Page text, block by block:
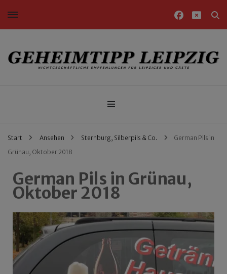
Nichtgeschäftliche Empfehlungen für Leipziger und Gäste
Start Ansehen Sternburg, Silberpils & Co.
German Pils in
Grünau, Oktober 2018
German Pils in Grünau,
Oktober 2018